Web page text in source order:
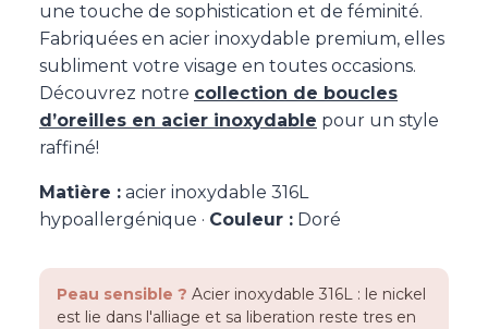
une touche de sophistication et de féminité.
Fabriquées en acier inoxydable premium, elles
subliment votre visage en toutes occasions.
Découvrez notre collection de boucles
d’oreilles en acier inoxydable pour un style
raffiné!
Matière : acier inoxydable 316L
hypoallergénique · Couleur : Doré
Peau sensible ? Acier inoxydable 316L : le nickel
est lie dans l'alliage et sa liberation reste tres en